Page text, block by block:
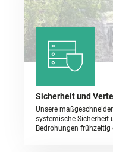
Sicherheit und
Unsere
systemische Sicherheit
Bedrohungen frühzeitig